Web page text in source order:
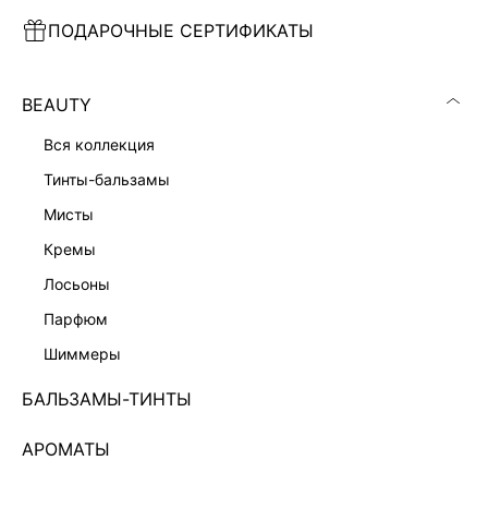
ПОДАРОЧНЫЕ СЕРТИФИКАТЫ
BEAUTY
вся коллекция
тинты-бальзамы
мисты
кремы
лосьоны
парфюм
шиммеры
БАЛЬЗАМЫ-ТИНТЫ
АРОМАТЫ
ТВИДОВЫЙ ЖАКЕТ С ХЛОПКОМ ЖАКЕТ